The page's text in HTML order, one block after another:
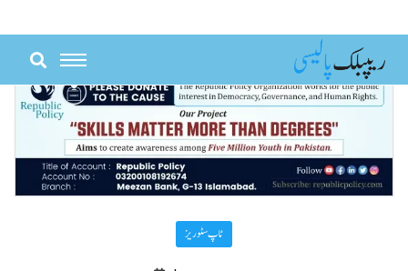
content
ٹاپ سٹوریز